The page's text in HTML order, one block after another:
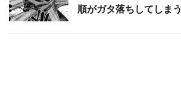
順がガタ落ちしてしま